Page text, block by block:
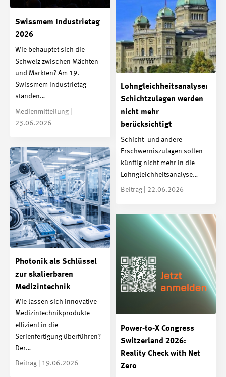
Swissmem Industrietag
2026
Wie behauptet sich die
Schweiz zwischen Mächten
und Märkten? Am 19.
Swissmem Industrietag
standen…
Medienmitteilung |
23.06.2026
Lohngleichheitsanalyse:
Schichtzulagen werden
nicht mehr
berücksichtigt
Schicht- und andere
Erschwerniszulagen sollen
künftig nicht mehr in die
Lohngleichheitsanalyse…
Beitrag | 22.06.2026
Photonik als Schlüssel
zur skalierbaren
Medizintechnik
Wie lassen sich innovative
Medizintechnikprodukte
effizient in die
Serienfertigung überführen?
Der…
Beitrag | 19.06.2026
Power-to-X Congress
Switzerland 2026:
Reality Check with Net
Zero